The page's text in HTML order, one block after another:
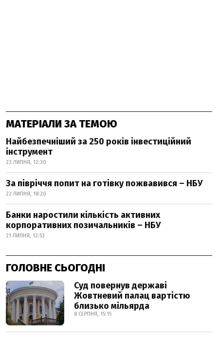
МАТЕРІАЛИ ЗА ТЕМОЮ
Найбезпечніший за 250 років інвестиційний
інструмент
23 ЛИПНЯ, 12:30
За півріччя попит на готівку пожвавився – НБУ
22 ЛИПНЯ, 18:20
Банки наростили кількість активних
корпоративних позичальників – НБУ
21 ЛИПНЯ, 12:53
ГОЛОВНЕ СЬОГОДНІ
Суд повернув державі
Жовтневий палац вартістю
близько мільярда
8 СЕРПНЯ, 15:15